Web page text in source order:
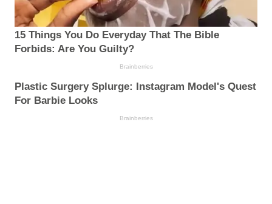
15 Things You Do Everyday That The Bible
Forbids: Are You Guilty?
Brainberries
Plastic Surgery Splurge: Instagram Model's Quest
For Barbie Looks
Brainberries